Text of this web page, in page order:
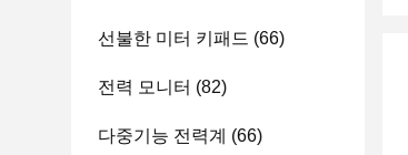
선불한 미터 키패드 (66)
전력 모니터 (82)
다중기능 전력계 (66)